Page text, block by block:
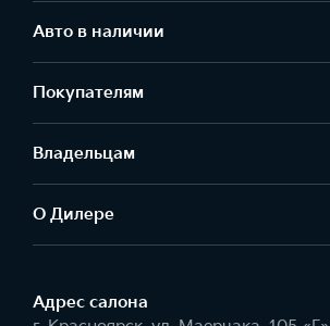
Авто в наличии
Покупателям
Владельцам
О Дилере
Адрес салонa